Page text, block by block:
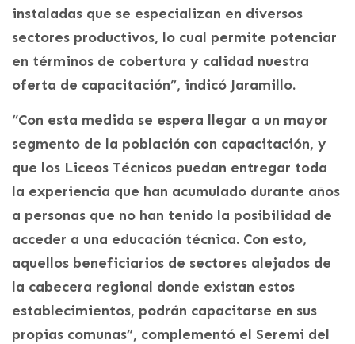
instaladas que se especializan en diversos
sectores productivos, lo cual permite potenciar
en términos de cobertura y calidad nuestra
oferta de capacitación”, indicó Jaramillo.
“Con esta medida se espera llegar a un mayor
segmento de la población con capacitación, y
que los Liceos Técnicos puedan entregar toda
la experiencia que han acumulado durante años
a personas que no han tenido la posibilidad de
acceder a una educación técnica. Con esto,
aquellos beneficiarios de sectores alejados de
la cabecera regional donde existan estos
establecimientos, podrán capacitarse en sus
propias comunas”, complementó el Seremi del